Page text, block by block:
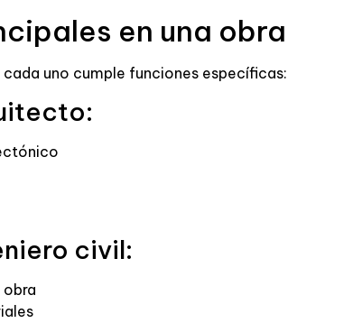
en una obra
uno cumple funciones específicas:
civil: